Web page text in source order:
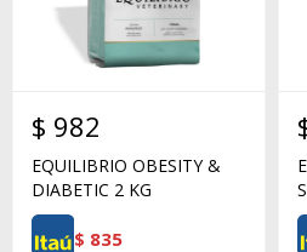
$ 982
EQUILIBRIO OBESITY &
DIABETIC 2 KG
$ 835